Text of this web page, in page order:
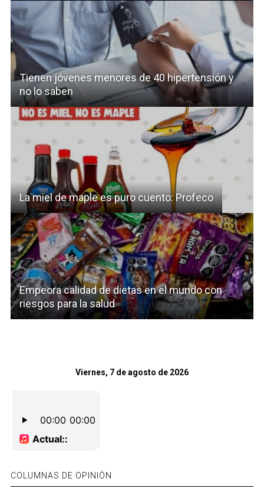
Tienen jóvenes menores de 40 hipertensión y
no lo saben
La miel de maple es puro cuento: Profeco
Empeora calidad de dietas en el mundo con
riesgos para la salud
Viernes, 7 de agosto de 2026
COLUMNAS DE OPINIÓN